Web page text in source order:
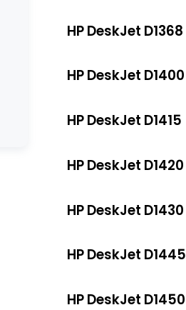
HP DeskJet D1368
HP DeskJet D1400
HP DeskJet D1415
HP DeskJet D1420
HP DeskJet D1430
HP DeskJet D1445
HP DeskJet D1450